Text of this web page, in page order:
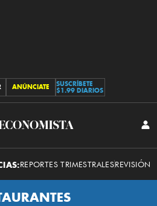
ANÚNCIATE
SUSCRÍBETE
$1.99 DIARIOS
El
Economista
REPORTES TRIMESTRALESREVISIÓN